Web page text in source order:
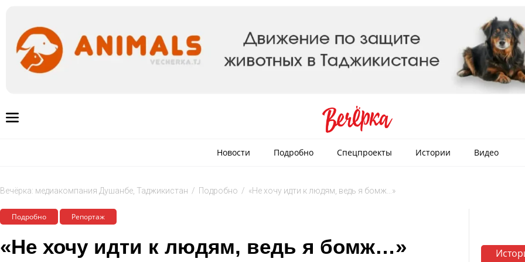
Новости Подробно Спецпроекты Истории Видео
Вечёрка: медиакомпания Душанбе, Таджикистан / Подробно / «Не хочу идти к людям, ведь я бомж…»
Подробно Репортаж
«Не хочу идти к людям, ведь я бомж…»